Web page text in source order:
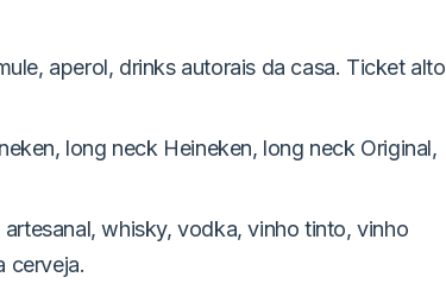
aperol, drinks autorais da casa. Ticket alto
long neck Heineken, long neck Original,
artesanal, whisky, vodka, vinho tinto, vinho
cerveja.